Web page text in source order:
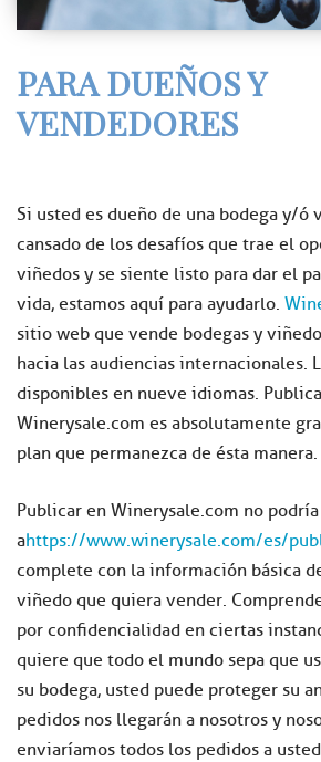
PARA DUEÑOS Y
VENDEDORES
Si usted es dueño de una bodega y/ó
cansado de los desafíos que trae el
viñedos y se siente listo para dar el
vida, estamos aquí para ayudarlo.
sitio web que vende bodegas y
hacia las audiencias internacionales.
disponibles en nueve idiomas.
Winerysale.com es absolutamente
plan que permanezca de ésta manera.
Publicar en Winerysale.com no
ahttps://www.winerysale.com/es/
complete con la información básica
viñedo que quiera vender.
por confidencialidad en ciertas
quiere que todo el mundo sepa que
su bodega, usted puede proteger su
pedidos nos llegarán a nosotros y
enviaríamos todos los pedidos a